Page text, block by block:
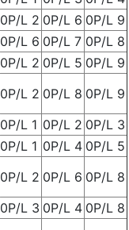
0P/L 2 0P/L 6 0P/L 9
0P/L 6 0P/L 7 0P/L 8
0P/L 2 0P/L 5 0P/L 9
0P/L 2 0P/L 8 0P/L 9
0P/L 1 0P/L 2 0P/L 3
0P/L 1 0P/L 4 0P/L 5
0P/L 2 0P/L 6 0P/L 8
0P/L 3 0P/L 4 0P/L 8